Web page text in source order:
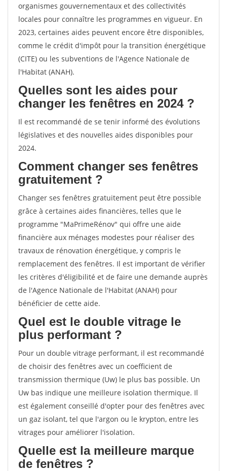
organismes gouvernementaux et des collectivités
locales pour connaître les programmes en vigueur. En
2023, certaines aides peuvent encore être disponibles,
comme le crédit d'impôt pour la transition énergétique
(CITE) ou les subventions de l'Agence Nationale de
l'Habitat (ANAH).
Quelles sont les aides pour
changer les fenêtres en 2024 ?
Il est recommandé de se tenir informé des évolutions
législatives et des nouvelles aides disponibles pour
2024.
Comment changer ses fenêtres
gratuitement ?
Changer ses fenêtres gratuitement peut être possible
grâce à certaines aides financières, telles que le
programme "MaPrimeRénov" qui offre une aide
financière aux ménages modestes pour réaliser des
travaux de rénovation énergétique, y compris le
remplacement des fenêtres. Il est important de vérifier
les critères d'éligibilité et de faire une demande auprès
de l'Agence Nationale de l'Habitat (ANAH) pour
bénéficier de cette aide.
Quel est le double vitrage le
plus performant ?
Pour un double vitrage performant, il est recommandé
de choisir des fenêtres avec un coefficient de
transmission thermique (Uw) le plus bas possible. Un
Uw bas indique une meilleure isolation thermique. Il
est également conseillé d'opter pour des fenêtres avec
un gaz isolant, tel que l'argon ou le krypton, entre les
vitrages pour améliorer l'isolation.
Quelle est la meilleure marque
de fenêtres ?